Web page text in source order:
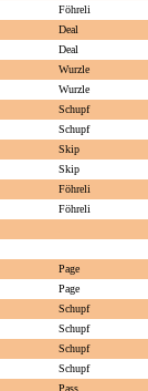
Föhreli
Deal
Deal
Wurzle
Wurzle
Schupf
Schupf
Skip
Skip
Föhreli
Föhreli
Page
Page
Schupf
Schupf
Schupf
Schupf
Pass